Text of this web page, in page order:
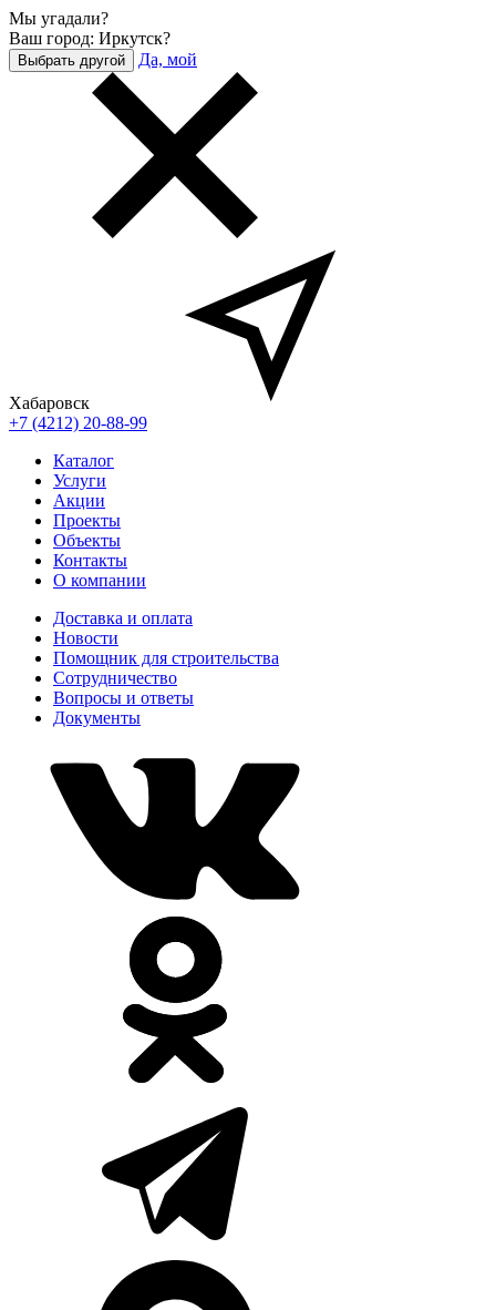
Мы угадали?
Ваш город: Иркутск?
Выбрать другой Да, мой
Хабаровск
+7 (4212) 20-88-99
Каталог
Услуги
Акции
Проекты
Объекты
Контакты
О компании
Доставка и оплата
Новости
Помощник для строительства
Сотрудничество
Вопросы и ответы
Документы